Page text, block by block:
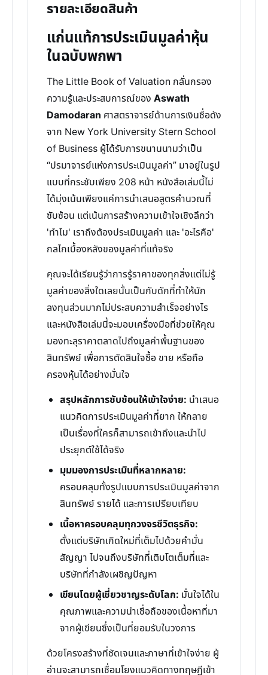
รายละเอียดสินค้า
แก่นแท้การประเมินมูลค่าหุ้น
ในฉบับพกพา
The Little Book of Valuation กลั่นกรอง
ความรู้และประสบการณ์ของ Aswath
Damodaran ศาสตราจารย์ด้านการเงินชื่อดัง
จาก New York University Stern School
of Business ผู้ได้รับการขนานนามว่าเป็น
“ปรมาจารย์แห่งการประเมินมูลค่า” มาอยู่ในรูป
แบบที่กระชับเพียง 208 หน้า หนังสือเล่มนี้ไม่
ได้มุ่งเน้นเพียงแค่การนำเสนอสูตรคำนวณที่
ซับซ้อน แต่เน้นการสร้างความเข้าใจเชิงลึกว่า
'ทำไม' เราถึงต้องประเมินมูลค่า และ 'อะไรคือ'
กลไกเบื้องหลังของมูลค่าที่แท้จริง
คุณจะได้เรียนรู้ว่าการรู้ราคาของทุกสิ่งแต่ไม่รู้
มูลค่าของสิ่งใดเลยนั้นเป็นกับดักที่ทำให้นัก
ลงทุนส่วนมากไม่ประสบความสำเร็จอย่างไร
และหนังสือเล่มนี้จะมอบเครื่องมือที่ช่วยให้คุณ
มองทะลุราคาตลาดไปถึงมูลค่าพื้นฐานของ
สินทรัพย์ เพื่อการตัดสินใจซื้อ ขาย หรือถือ
ครองหุ้นได้อย่างมั่นใจ
สรุปหลักการซับซ้อนให้เข้าใจง่าย: นำเสนอ
แนวคิดการประเมินมูลค่าที่ยาก ให้กลาย
เป็นเรื่องที่ใครก็สามารถเข้าถึงและนำไป
ประยุกต์ใช้ได้จริง
มุมมองการประเมินที่หลากหลาย:
ครอบคลุมทั้งรูปแบบการประเมินมูลค่าจาก
สินทรัพย์ รายได้ และการเปรียบเทียบ
เนื้อหาครอบคลุมทุกวงจรชีวิตธุรกิจ:
ตั้งแต่บริษัทเกิดใหม่ที่เต็มไปด้วยคำมั่น
สัญญา ไปจนถึงบริษัทที่เติบโตเต็มที่และ
บริษัทที่กำลังเผชิญปัญหา
เขียนโดยผู้เชี่ยวชาญระดับโลก: มั่นใจได้ใน
คุณภาพและความน่าเชื่อถือของเนื้อหาที่มา
จากผู้เขียนซึ่งเป็นที่ยอมรับในวงการ
ด้วยโครงสร้างที่ชัดเจนและภาษาที่เข้าใจง่าย ผู้
อ่านจะสามารถเชื่อมโยงแนวคิดทางทฤษฎีเข้า